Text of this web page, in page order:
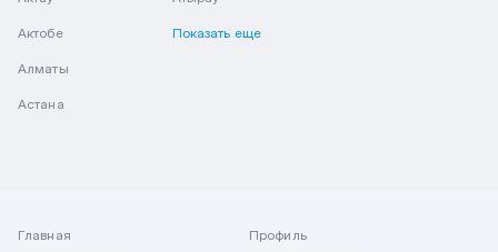
Актобе
Алматы
Астана
Показать еще
Главная
Профиль